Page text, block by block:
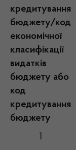
кредитування
бюджету/код
економічної
класифікації
видатків
бюджету або
код
кредитування
бюджету
1